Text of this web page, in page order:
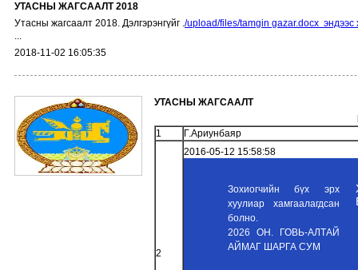
УТАСНЫ ЖАГСААЛТ 2018
Утасны жагсаалт 2018. Дэлгэрэнгүйг ./upload/files/tamgin gazar.docx эндээс
...
2018-11-02 16:05:35
УТАСНЫ ЖАГСААЛТ
1
Г.Ариунбаяр
2
2016-05-12 15:58:58
Зохиогчийн бүх эрх
хуулиар хамгаалагдсан
болно.
2026 ОН. ГОВЬ-АЛТАЙ
АЙМАГ ШАРГА СУМ